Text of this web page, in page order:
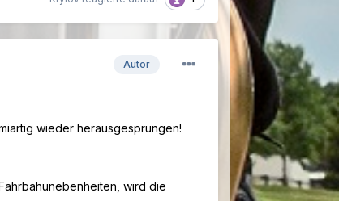
Autor
wieder herausgesprungen!
wird die